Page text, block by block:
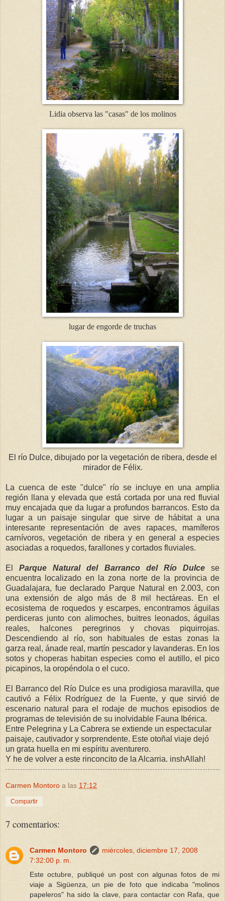
Lidia observa las "casas" de los molinos
lugar de engorde de truchas
El río Dulce, dibujado por la vegetación de ribera, desde el
mirador de Félix.
La cuenca de este "dulce" río se incluye en una amplia
región llana y elevada que está cortada por una red fluvial
muy encajada que da lugar a profundos barrancos. Esto da
lugar a un paisaje singular que sirve de hábitat a una
interesante representación de aves rapaces, mamíferos
carnívoros, vegetación de ribera y en general a especies
asociadas a roquedos, farallones y cortados fluviales.
ElParque Natural del Barranco del Río Dulcese
encuentra localizado en la zona norte de la provincia de
Guadalajara, fue declarado Parque Natural en 2.003, con
una extensión de algo más de 8 mil hectáreas. En el
ecosistema de roquedos y escarpes, encontramos águilas
perdiceras junto con alimoches, buitres leonados, águilas
reales, halcones peregrinos y chovas piquirrojas.
Descendiendo al río, son habituales de estas zonas la
garza real, ánade real, martín pescador y lavanderas. En los
sotos y choperas habitan especies como el autillo, el pico
picapinos, la oropéndola o el cuco.
El Barranco del Río Dulce es una prodigiosa maravilla, que
cautivó a Félix Rodríguez de la Fuente, y que sirvió de
escenario natural para el rodaje de muchos episodios de
programas de televisión de su inolvidable Fauna Ibérica.
Entre Pelegrina y La Cabrera se extiende un espectacular
paisaje, cautivador y sorprendente. Este otoñal viaje dejó
un grata huella en mi espíritu aventurero.
Y he de volver a este rinconcito de la Alcarria. inshAllah!
Carmen Montoro a las 17:12
Compartir
7 comentarios:
Carmen Montoro
miércoles, diciembre 17, 2008
7:32:00 p. m.
Este octubre, publiqué un post con algunas fotos de mi
viaje a Sigüenza, un pie de foto que indicaba "molinos
papeleros" ha sido la clave, para contactar con Rafa, que